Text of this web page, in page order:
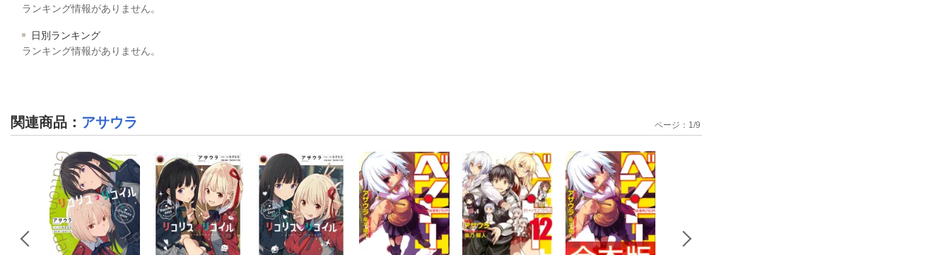
ランキング情報がありません。
日別ランキング
ランキング情報がありません。
関連商品 ： アサウラ ページ： 1/9